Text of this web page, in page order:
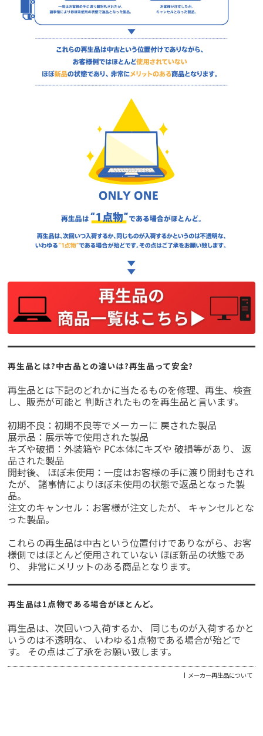
再生品とは?中古品との違いは?再生品って安全?
再生品とは下記のどれかに当たるものを修理、再生、検査
し、販売が可能と 判断されたものを再生品と言います。
初期不良：初期不良等でメーカーに 戻された製品
展示品：展示等で使用された製品
キズや破損：外装箱や PC本体にキズや 破損等があり、 返
品された製品
開封後、 ほぼ未使用：一度はお客様の手に渡り開封もされ
たが、 諸事情によりほぼ未使用の状態で返品となった製
品。
注文のキャンセル：お客様が注文したが、 キャンセルとな
った製品。
これらの再生品は中古という位置付けでありながら、お客
様側ではほとんど使用されていない ほぼ新品の状態であ
り、 非常にメリットのある商品となります。
再生品は1点物である場合がほとんど。
再生品は、次回いつ入荷するか、 同じものが入荷するかと
いうのは不透明な、 いわゆる1点物である場合が殆どで
す。 その点はご了承をお願い致します。
メーカー再生品について